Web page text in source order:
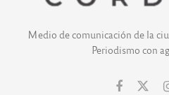
Medio de comunicación de la
Periodismo con